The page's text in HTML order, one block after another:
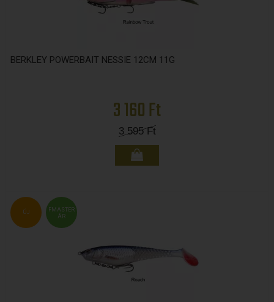
BERKLEY POWERBAIT NESSIE 12CM 11G
3 160 Ft
3 595Ft
FMASTER
ÁR
ÚJ